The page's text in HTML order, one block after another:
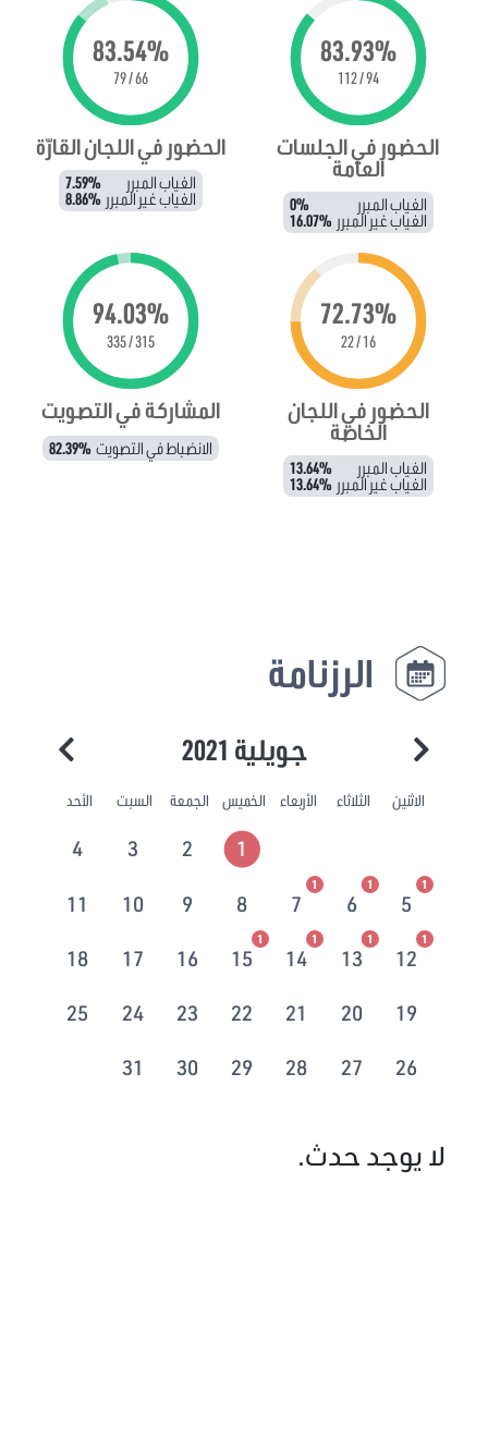
83.93%
94 / 112
الحضور في الجلسات
العامة
الغياب المبرر 0%
الغياب غير المبرر 16.07%
83.54%
66 / 79
الحضور في اللجان القارّة
الغياب المبرر 7.59%
الغياب غير المبرر 8.86%
72.73%
16 / 22
الحضور في اللجان
الخاصة
الغياب المبرر 13.64%
الغياب غير المبرر 13.64%
94.03%
315 / 335
المشاركة في التصويت
الانضباط في التصويت 82.39%
الرزنامة
جويلية 2021
الاثنين الثلاثاء الأربعاء الخميس الجمعة السبت الأحد
1
2
3
4
5
1
6
1
7
1
8
9
10
11
12
1
13
1
14
1
15
1
16
17
18
19
20
21
22
23
24
25
26
27
28
29
30
31
لا يوجد حدث.